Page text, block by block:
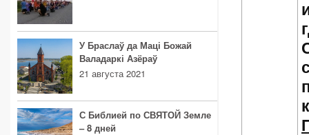
У Браслаў да Маці Божай
Валадаркі Азёраў
21 августа 2021
С Библией по СВЯТОЙ Земле
– 8 дней